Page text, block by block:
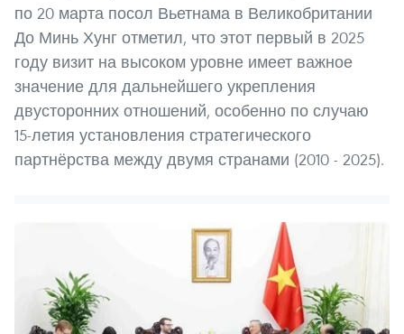
по 20 марта посол Вьетнама в Великобритании
До Минь Хунг отметил, что этот первый в 2025
году визит на высоком уровне имеет важное
значение для дальнейшего укрепления
двусторонних отношений, особенно по случаю
15-летия установления стратегического
партнёрства между двумя странами (2010 - 2025).